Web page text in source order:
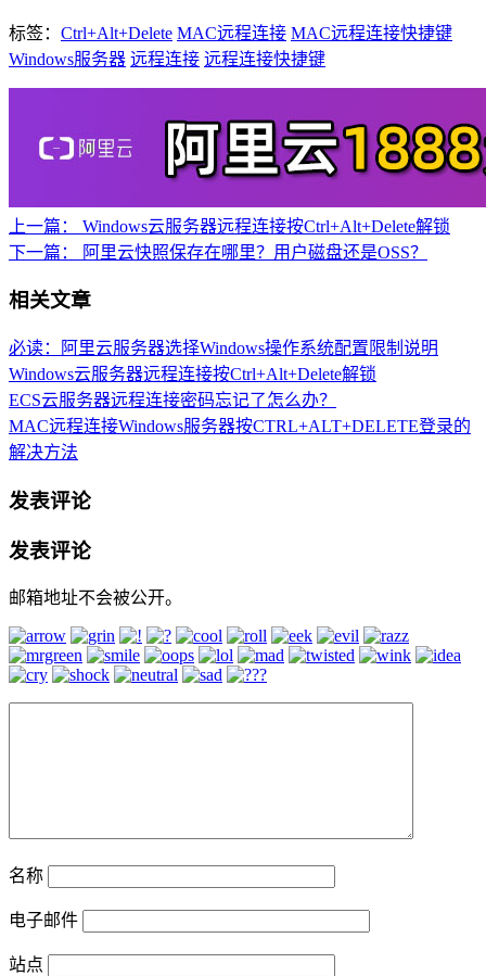
标签： Ctrl+Alt+Delete MAC远程连接 MAC远程连接快捷键
Windows服务器 远程连接 远程连接快捷键
上一篇：
Windows云服务器远程连接按Ctrl+Alt+Delete解锁
下一篇：
阿里云快照保存在哪里？用户磁盘还是OSS？
相关文章
必读：阿里云服务器选择Windows操作系统配置限制说明
Windows云服务器远程连接按Ctrl+Alt+Delete解锁
ECS云服务器远程连接密码忘记了怎么办？
MAC远程连接Windows服务器按CTRL+ALT+DELETE登录的
解决方法
发表评论
发表评论
邮箱地址不会被公开。
名称
电子邮件
站点